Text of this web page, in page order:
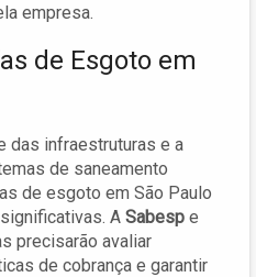
empresa.
de Esgoto em
das infraestruturas e a
de saneamento
de esgoto em São Paulo
A Sabesp e
precisarão avaliar
de cobrança e garantir